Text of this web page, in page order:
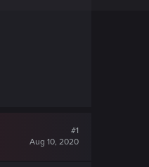
#1
Aug 10, 2020